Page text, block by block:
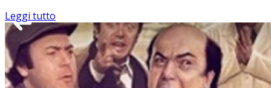
Leggi tutto